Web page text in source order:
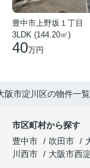
豊中市上野坂１丁目
3LDK (144.20㎡)
40万円
阪市淀川区の物件一覧
市区町村から探す
豊中市
吹田市
川西市
大阪市西